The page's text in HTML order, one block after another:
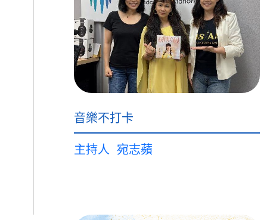
音樂不打卡
主持人 宛志蘋